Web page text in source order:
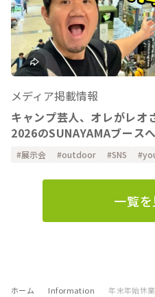
メディア掲載情報
キャンプ芸人、オレがレオさ
2026のSUNAYAMAブース
展示会 outdoor SNS
一覧
ホーム Information 年末年始休